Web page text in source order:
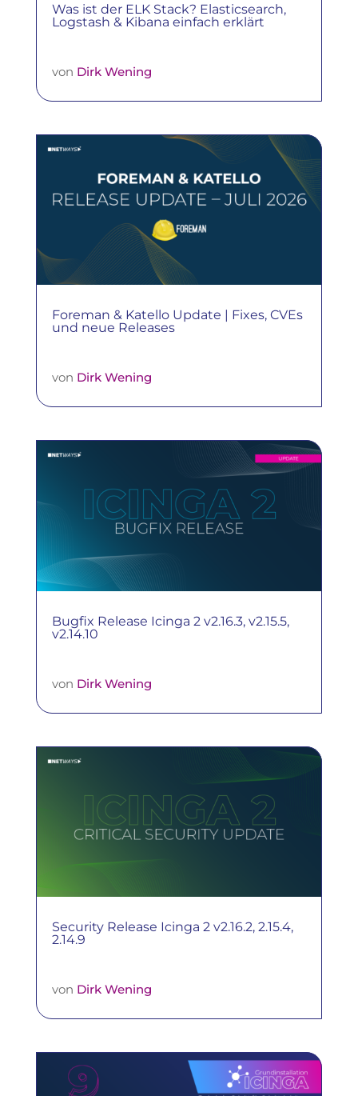
Was ist der ELK Stack? Elasticsearch,
Logstash & Kibana einfach erklärt
von Dirk Wening
Foreman & Katello Update | Fixes, CVEs
und neue Releases
von Dirk Wening
Bugfix Release Icinga 2 v2.16.3, v2.15.5,
v2.14.10
von Dirk Wening
Security Release Icinga 2 v2.16.2, 2.15.4,
2.14.9
von Dirk Wening